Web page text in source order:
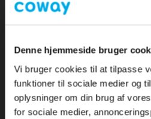
Denne hjemmeside bruger
Vi bruger cookies til at tilpasse
funktioner til sociale medier og
oplysninger om din brug af
for sociale medier,